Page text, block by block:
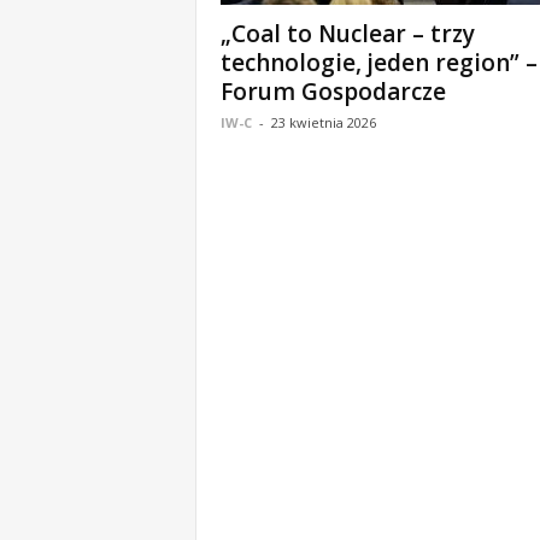
„Coal to Nuclear – trzy
technologie, jeden region” –
Forum Gospodarcze
IW-C - 23 kwietnia 2026